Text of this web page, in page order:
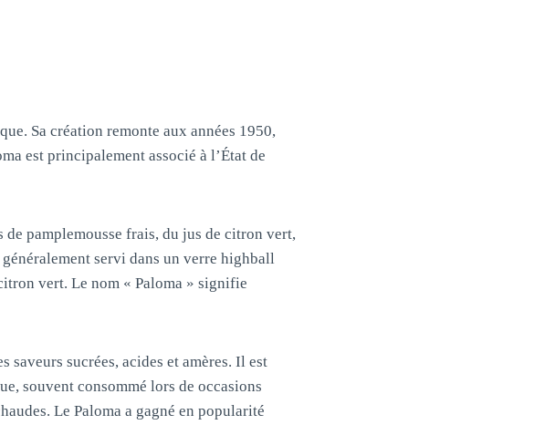
Sa création remonte aux années 1950,
est principalement associé à l’État de
pamplemousse frais, du jus de citron vert,
généralement servi dans un verre highball
vert. Le nom « Paloma » signifie
sucrées, acides et amères. Il est
souvent consommé lors de occasions
Le Paloma a gagné en popularité